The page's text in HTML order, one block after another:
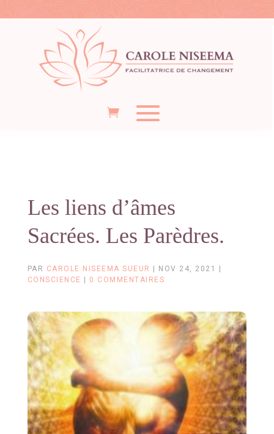
Les liens d’âmes
Sacrées. Les Parèdres.
PAR CAROLE NISEEMA SUEUR NOV 24, 2021
CONSCIENCE
0 COMMENTAIRES